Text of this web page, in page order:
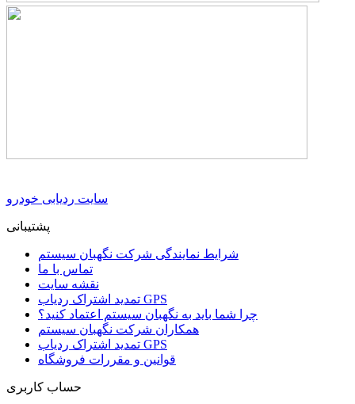
سایت ردیابی خودرو
پشتیبانی
شرایط نمایندگی شرکت نگهبان سیستم
تماس با ما
نقشه سایت
تمدید اشتراک ردیاب GPS
چرا شما باید به نگهبان سیستم اعتماد کنید؟
همکاران شرکت نگهبان سیستم
تمدید اشتراک ردیاب GPS
قوانین و مقررات فروشگاه
حساب کاربری